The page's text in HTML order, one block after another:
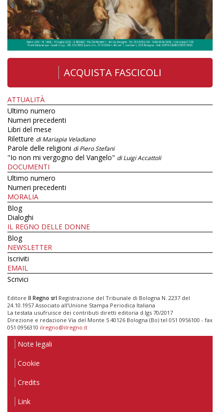
ACQUISTA FASCICOLI
ATTUALITÀ
Ultimo numero
Numeri precedenti
Libri del mese
Riletture di Mariapia Veladiano
Parole delle religioni di Piero Stefani
"Io non mi vergogno del Vangelo" di Luigi Accattoli
DOCUMENTI
Ultimo numero
Numeri precedenti
MORALIA
Blog
Dialoghi
IL REGNO DELLE DONNE
Blog
NEWSLETTER
Iscriviti
EMAIL
Scrivici
Editore Il Regno srl Registrazione del Tribunale di Bologna N. 2237 del
24.10.1957 Associato all’Unione Stampa Periodica Italiana
La testata usufruisce dei contributi diretti editoria d.lgs 70/2017
Direzione e redazione Via del Monte 5 40126 Bologna (Bo) tel 051 0956100 - fax
051 0956310 ilregno@ilregno.it
Note legali
Cookie
Credits
Link